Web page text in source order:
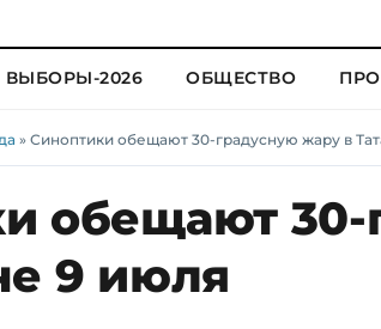
ВЫБОРЫ-2026 ОБЩЕСТВО
» Синоптики обещают 30-градусную жару в
обещают
9 июля